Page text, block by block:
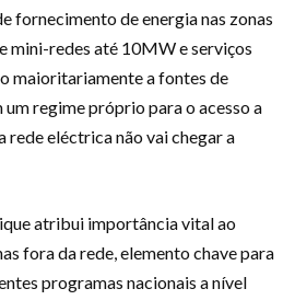
fornecimento de energia nas zonas
mini-redes até 10MW e serviços
maioritariamente a fontes de
regime próprio para o acesso a
rede eléctrica não vai chegar a
atribui importância vital ao
fora da rede, elemento chave para
programas nacionais a nível